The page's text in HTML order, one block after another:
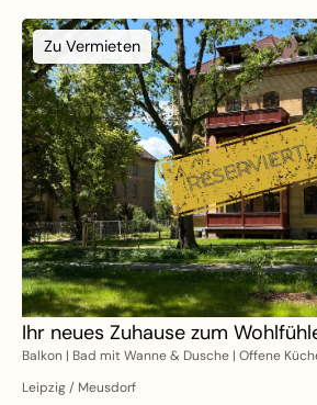
Zu Vermieten
Ihr neues Zuhause zum
Balkon | Bad mit Wanne & Dusche | Offene
Leipzig / Meusdorf